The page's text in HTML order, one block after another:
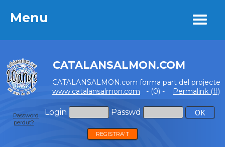
Menu
CATALANSALMON.COM
CATALANSALMON.com forma part del projecte
www.catalansalmon.com - (0) - Permalink (#)
Login Passwd
Password
perdut?
REGISTRA'T
Menu